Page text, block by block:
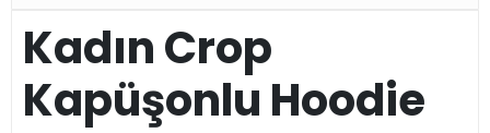
Kadın Crop
Kapüşonlu Hoodie